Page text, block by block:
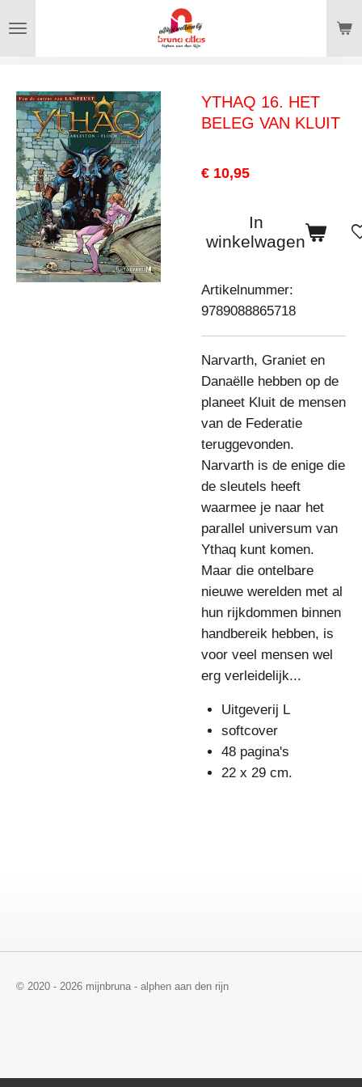
direct
hoofdinhoud
YTHAQ 16. HET
BELEG VAN KLUIT
€ 10,95
In
winkelwagen
Artikelnummer:
9789088865718
Narvarth, Graniet en
Danaëlle hebben op de
planeet Kluit de mensen
van de Federatie
teruggevonden.
Narvarth is de enige die
de sleutels heeft
waarmee je naar het
parallel universum van
Ythaq kunt komen.
Maar die ontelbare
nieuwe werelden met al
hun rijkdommen binnen
handbereik hebben, is
voor veel mensen wel
erg verleidelijk...
Uitgeverij L
softcover
48 pagina's
22 x 29 cm.
© 2020 - 2026 mijnbruna - alphen aan den rijn